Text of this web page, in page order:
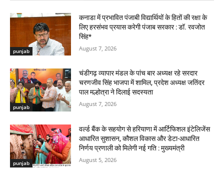
punjab
कनाडा में प्रभावित पंजाबी विद्यार्थियों के हितों की रक्षा के
लिए हरसंभव प्रयास करेगी पंजाब सरकार : डॉ. रवजोत
सिंह*
August 7, 2026
punjab
चंडीगढ़ व्यापार मंडल के पांच बार अध्यक्ष रहे सरदार
चरणजीव सिंह भाजपा में शामिल, प्रदेश अध्यक्ष जतिंदर
पाल मल्होत्रा ने दिलाई सदस्यता
August 7, 2026
punjab
वर्ल्ड बैंक के सहयोग से हरियाणा में आर्टिफिशल इंटेलिजेंस
आधारित सुशासन, कौशल विकास और डेटा-आधारित
निर्णय प्रणाली को मिलेगी नई गति : मुख्यमंत्री
August 5, 2026